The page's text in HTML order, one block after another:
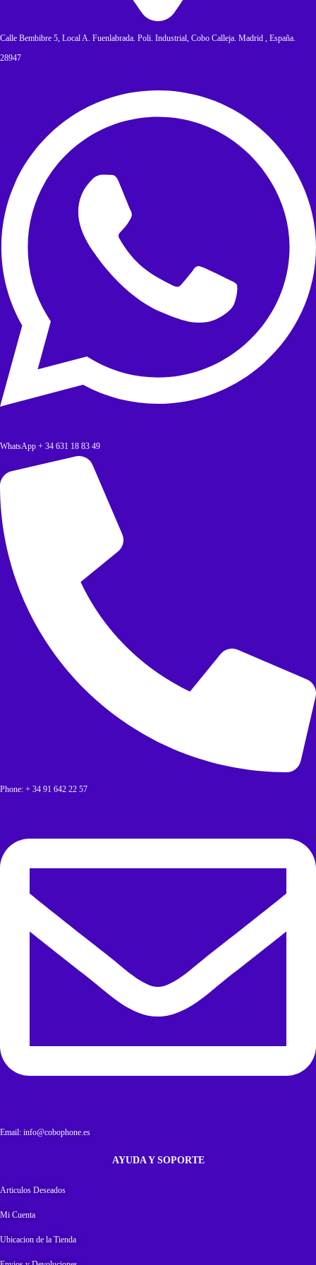
Calle Bembibre 5, Local A. Fuenlabrada. Poli. Industrial, Cobo Calleja. Madrid , España.
28947
WhatsApp + 34 631 18 83 49
Phone: + 34 91 642 22 57
Email: info@cobophone.es
AYUDA Y SOPORTE
Articulos Deseados
Mi Cuenta
Ubicacion de la Tienda